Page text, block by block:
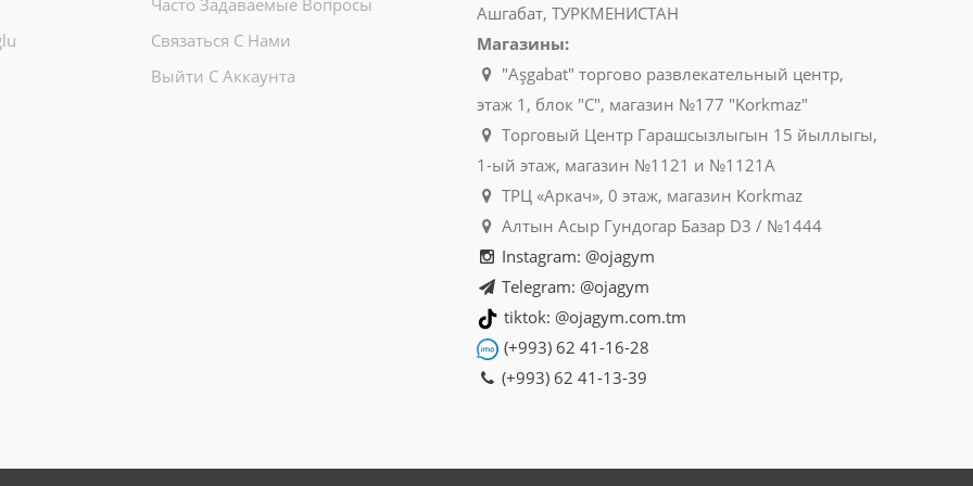
Часто Задаваемые Вопросы
Связаться С Нами
Выйти С Аккаунта
Ашгабат, ТУРКМЕНИСТАН
Магазины:
"Aşgabat" торгово развлекательный центр,
этаж 1, блок "C", магазин №177 "Korkmaz"
Торговый Центр Гарашсызлыгын 15 йыллыгы,
1-ый этаж, магазин №1121 и №1121A
ТРЦ «Аркач», 0 этаж, магазин Korkmaz
Алтын Асыр Гундогар Базар D3 / №1444
Instagram: @ojagym
Telegram: @ojagym
tiktok: @ojagym.com.tm
(+993) 62 41-16-28
(+993) 62 41-13-39